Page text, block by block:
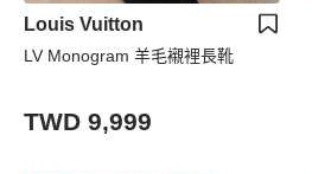
Louis Vuitton
LV Monogram 羊毛襯裡長靴
TWD 9,999